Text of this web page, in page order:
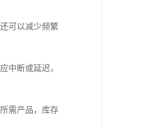
可以减少频繁
中断或延迟，
需产品，库存